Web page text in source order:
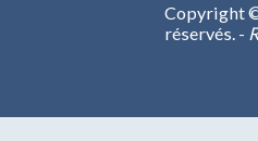
Copyright
réservés. -